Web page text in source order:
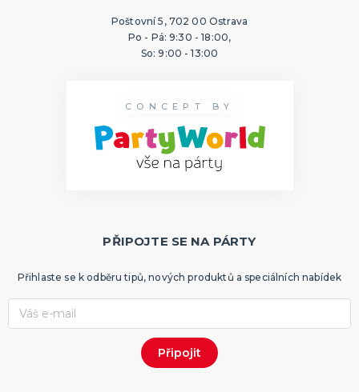
Poštovní 5, 702 00 Ostrava
Po - Pá: 9:30 - 18:00,
So: 9:00 - 13:00
CONCEPT BY
PŘIPOJTE SE NA PÁRTY
Přihlaste se k odběru tipů, nových produktů a speciálních nabídek